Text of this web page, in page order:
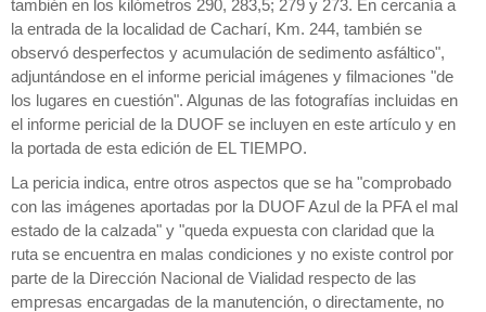
también en los kilómetros 290, 283,5; 279 y 273. En cercanía a
la entrada de la localidad de Cacharí, Km. 244, también se
observó desperfectos y acumulación de sedimento asfáltico",
adjuntándose en el informe pericial imágenes y filmaciones "de
los lugares en cuestión". Algunas de las fotografías incluidas en
el informe pericial de la DUOF se incluyen en este artículo y en
la portada de esta edición de EL TIEMPO.
La pericia indica, entre otros aspectos que se ha "comprobado
con las imágenes aportadas por la DUOF Azul de la PFA el mal
estado de la calzada" y "queda expuesta con claridad que la
ruta se encuentra en malas condiciones y no existe control por
parte de la Dirección Nacional de Vialidad respecto de las
empresas encargadas de la manutención, o directamente, no